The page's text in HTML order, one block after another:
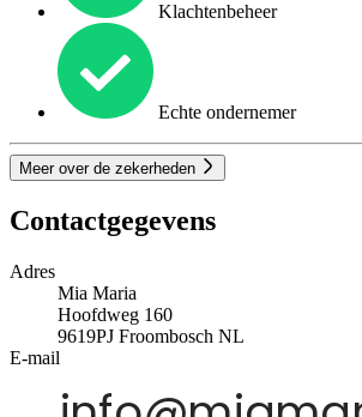
Klachtenbeheer
Echte ondernemer
Meer over de zekerheden
Contactgegevens
Adres
Mia Maria
Hoofdweg 160
9619PJ Froombosch NL
E-mail